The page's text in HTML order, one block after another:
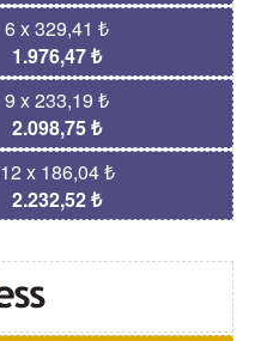
6 x 329,41 ₺
1.976,47 ₺
9 x 233,19 ₺
2.098,75 ₺
12 x 186,04 ₺
2.232,52 ₺